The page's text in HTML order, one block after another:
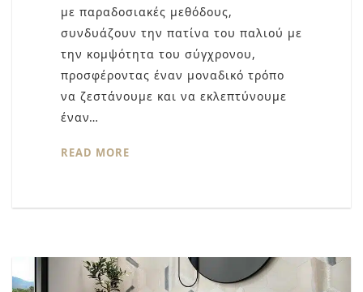
με παραδοσιακές μεθόδους,
συνδυάζουν την πατίνα του παλιού με
την κομψότητα του σύγχρονου,
προσφέροντας έναν μοναδικό τρόπο
να ζεστάνουμε και να εκλεπτύνουμε
έναν…
READ MORE